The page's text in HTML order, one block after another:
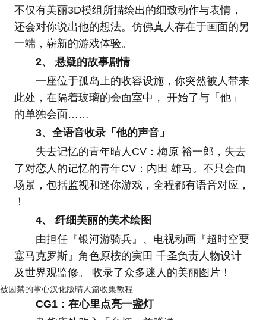
不仅有美丽3D模组所描绘出的细致动作与表情，
还会对你说出他的想法。仿佛真人存在于画面的另
一端，崭新的游戏体验。
2、 悬疑的故事剧情
一座位于孤岛上的收容设施，你突然被人带来
此处，在隔着玻璃的会面室中， 开始了与「他」
的单独会面……
3、全语音收录「他的声音」
失去记忆的青年晴人CV：梅原 裕一郎，失去
了对恋人的记忆的青年CV：内田 雄马。不只会面
场景，包括监视和迷你游戏，全程都有语音对应，
！
4、 纤细美丽的美术绘图
由担任『银河游骑兵』、电视动画『超时空要
塞马克罗斯』角色原桉的実田 千圣负责人物设计
及世界观监修。 收录了众多迷人的美丽图片！
被囚禁的掌心汉化版晴人篇收集教程
CG1：在心里点亮一盏灯